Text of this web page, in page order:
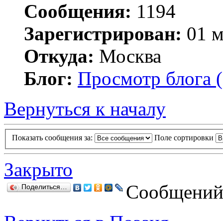
Сообщения: 1194
Зарегистрирован: 01
Откуда: Москва
Блог: Просмотр блога
Вернуться к началу
Показать сообщения за: Поле сортировки
Закрыто
Поделиться…